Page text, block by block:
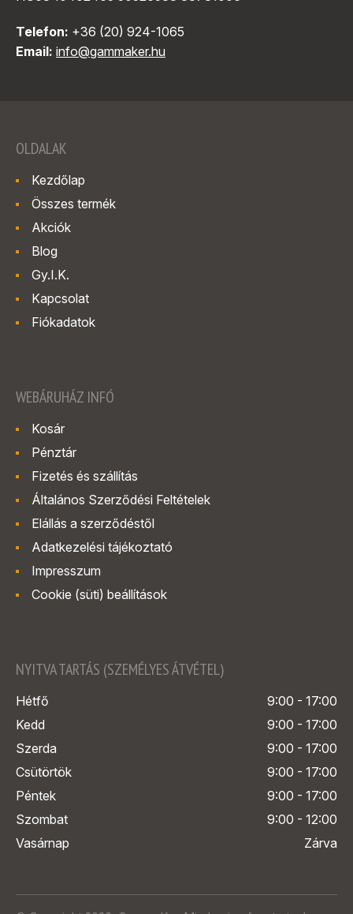
Telefon: +36 (20) 924-1065
Email: info@gammaker.hu
OLDALAK
Kezdőlap
Összes termék
Akciók
Blog
Gy.I.K.
Kapcsolat
Fiókadatok
WEBÁRUHÁZ INFÓ
Kosár
Pénztár
Fizetés és szállítás
Általános Szerződési Feltételek
Elállás a szerződéstől
Adatkezelési tájékoztató
Impresszum
Cookie (süti) beállítások
NYITVA TARTÁS (SZEMÉLYES ÁTVÉTEL)
Hétfő
9:00 - 17:00
Kedd
9:00 - 17:00
Szerda
9:00 - 17:00
Csütörtök
9:00 - 17:00
Péntek
9:00 - 17:00
Szombat
9:00 - 12:00
Vasárnap
Zárva